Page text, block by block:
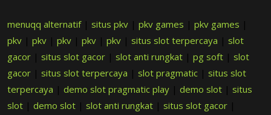
menuqq alternatif| situs pkv | pkv games | pkv games |
pkv | pkv | pkv | pkv | pkv | situs slot terpercaya | slot
gacor | situs slot gacor | slot anti rungkat | pg soft | slot
gacor | situs slot terpercaya | slot pragmatic | situs slot
terpercaya | demo slot pragmatic play | demo slot | situs
slot | demo slot | slot anti rungkat | situs slot gacor |